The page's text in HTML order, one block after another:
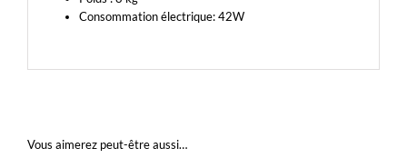
Consommation électrique: 42W
Vous aimerez peut-être aussi…